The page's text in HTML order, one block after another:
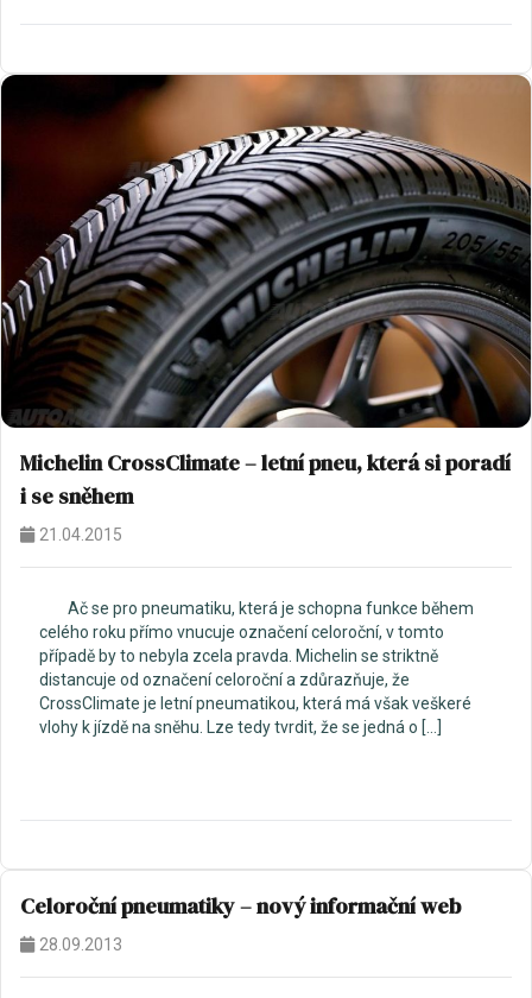
Michelin CrossClimate – letní pneu, která si poradí
i se sněhem
21.04.2015
Ač se pro pneumatiku, která je schopna funkce během
celého roku přímo vnucuje označení celoroční, v tomto
případě by to nebyla zcela pravda. Michelin se striktně
distancuje od označení celoroční a zdůrazňuje, že
CrossClimate je letní pneumatikou, která má však veškeré
vlohy k jízdě na sněhu. Lze tedy tvrdit, že se jedná o […]
Celoroční pneumatiky – nový informační web
28.09.2013